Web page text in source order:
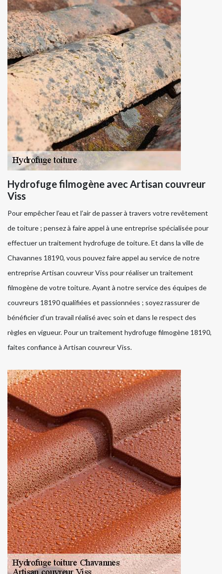
Hydrofuge filmogène avec Artisan couvreur
Viss
Pour empêcher l’eau et l’air de passer à travers votre revêtement
de toiture ; pensez à faire appel à une entreprise spécialisée pour
effectuer un traitement hydrofuge de toiture. Et dans la ville de
Chavannes 18190, vous pouvez faire appel au service de notre
entreprise Artisan couvreur Viss pour réaliser un traitement
filmogène de votre toiture. Ayant à notre service des équipes de
couvreurs 18190 qualifiées et passionnées ; soyez rassurer de
bénéficier d’un travail réalisé avec soin et dans le respect des
règles en vigueur. Pour un traitement hydrofuge filmogène 18190,
faites confiance à Artisan couvreur Viss.